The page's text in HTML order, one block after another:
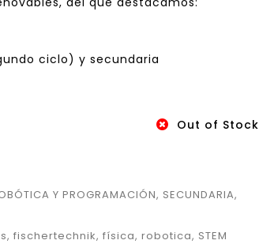
ciclo) y secundaria
Out of Stock
Y PROGRAMACIÓN, SECUNDARIA,
,fischertechnik,física,robotica, STEM